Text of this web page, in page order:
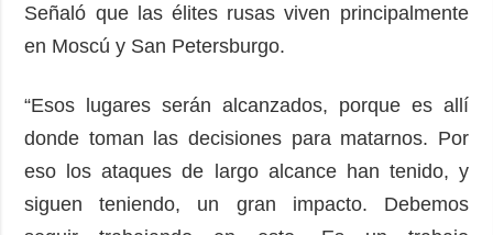
Señaló que las élites rusas viven principalmente
en Moscú y San Petersburgo.
“Esos lugares serán alcanzados, porque es allí
donde toman las decisiones para matarnos. Por
eso los ataques de largo alcance han tenido, y
siguen teniendo, un gran impacto. Debemos